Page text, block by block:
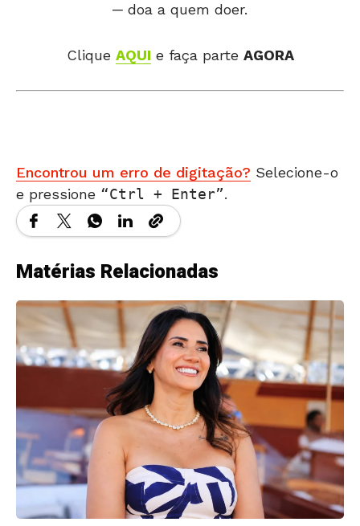
─ doa a quem doer.
Clique AQUI e faça parte AGORA
Encontrou um erro de digitação? Selecione-o
e pressione
Ctrl + Enter .
Matérias Relacionadas